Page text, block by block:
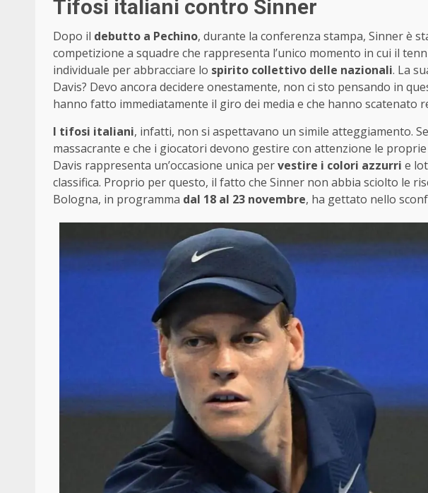
Tifosi italiani contro Sinner
Dopo il debutto a Pechino, durante la conferenza stampa, Sinner è
competizione a squadre che rappresenta l’unico momento in cui il
individuale per abbracciare lo spirito collettivo delle nazionali. La
Davis? Devo ancora decidere onestamente, non ci sto pensando in
hanno fatto immediatamente il giro dei media e che hanno scatenato
I tifosi italiani, infatti, non si aspettavano un simile atteggiamento.
massacrante e che i giocatori devono gestire con attenzione le
Davis rappresenta un’occasione unica pervestire i colori azzurri e
classifica. Proprio per questo, il fatto che Sinner non abbia sciolto le
Bologna, in programma dal 18 al 23 novembre, ha gettato nello